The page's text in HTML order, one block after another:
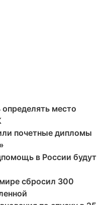
место
почетные дипломы
в России будут
сбросил 300